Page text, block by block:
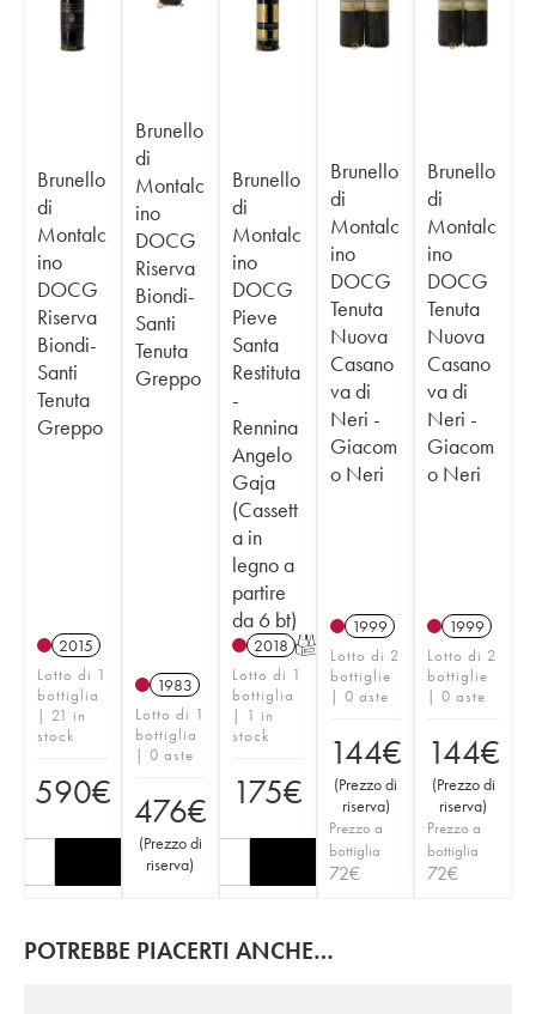
Brunello
di
Montalc
ino
DOCG
Riserva
Biondi-
Santi
Tenuta
Greppo
2015
Lotto di 1
bottiglia
| 21 in
stock
590€
Brunello
di
Montalc
ino
DOCG
Riserva
Biondi-
Santi
Tenuta
Greppo
1983
Lotto di 1
bottiglia
| 0 aste
476€
(Prezzo di
riserva)
Brunello
di
Montalc
ino
DOCG
Pieve
Santa
Restituta
-
Rennina
Angelo
Gaja
(Cassett
a in
legno a
partire
da 6 bt)
2018 T
Lotto di 1
bottiglia
| 1 in
stock
175€
Brunello
di
Montalc
ino
DOCG
Tenuta
Nuova
Casano
va di
Neri -
Giacom
o Neri
1999
Lotto di 2
bottiglie
| 0 aste
144€
(Prezzo di
riserva)
Prezzo a
bottiglia
72€
Brunello
di
Montalc
ino
DOCG
Tenuta
Nuova
Casano
va di
Neri -
Giacom
o Neri
1999
Lotto di 2
bottiglie
| 0 aste
144€
(Prezzo di
riserva)
Prezzo a
bottiglia
72€
POTREBBE PIACERTI ANCHE…